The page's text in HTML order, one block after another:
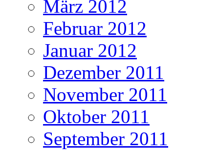
März 2012
Februar 2012
Januar 2012
Dezember 2011
November 2011
Oktober 2011
September 2011